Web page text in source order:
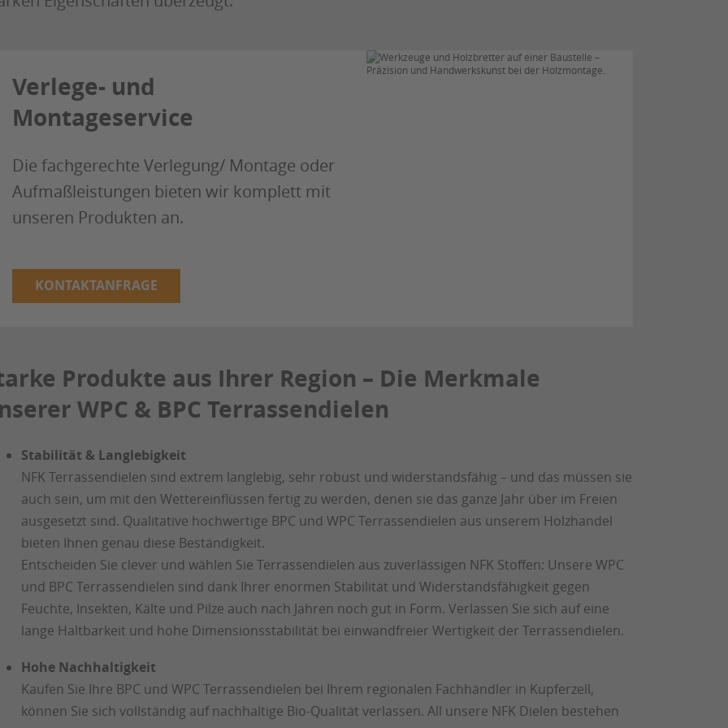
Verlege- und
Montageservice
Die fachgerechte Verlegung/ Montage oder
Aufmaßleistungen bieten wir komplett mit
unseren Produkten an.
KONTAKTANFRAGE
Produkte aus Ihrer Region – Die Merkmale
WPC & BPC Terrassendielen
Stabilität & Langlebigkeit
NFK Terrassendielen sind extrem langlebig, sehr robust und widerstandsfähig – und das müssen sie
auch sein, um mit den Wettereinflüssen fertig zu werden, denen sie das ganze Jahr über im Freien
ausgesetzt sind. Qualitative hochwertige BPC und WPC Terrassendielen aus unserem Holzhandel
bieten Ihnen genau diese Beständigkeit.
Entscheiden Sie clever und wählen Sie Terrassendielen aus zuverlässigen NFK Stoffen: Unsere WPC
und BPC Terrassendielen sind dank Ihrer enormen Stabilität und Widerstandsfähigkeit gegen
Feuchte, Insekten, Kälte und Pilze auch nach Jahren noch gut in Form. Verlassen Sie sich auf eine
lange Haltbarkeit und hohe Dimensionsstabilität bei einwandfreier Wertigkeit der Terrassendielen.
Hohe Nachhaltigkeit
Kaufen Sie Ihre BPC und WPC Terrassendielen bei Ihrem regionalen Fachhändler in Kupferzell,
können Sie sich vollständig auf nachhaltige Bio-Qualität verlassen. All unsere NFK Dielen bestehen